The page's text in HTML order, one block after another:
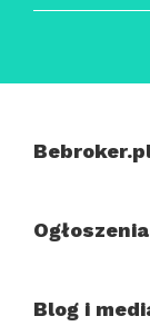
Ogłoszenia
Blog i